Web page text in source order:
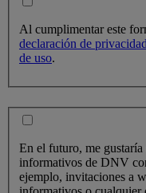
Al cumplimentar este
declaración de privacidad
de uso.
En el futuro, me
informativos de DNV
ejemplo, invitaciones a